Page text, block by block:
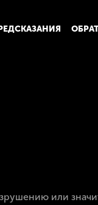
или